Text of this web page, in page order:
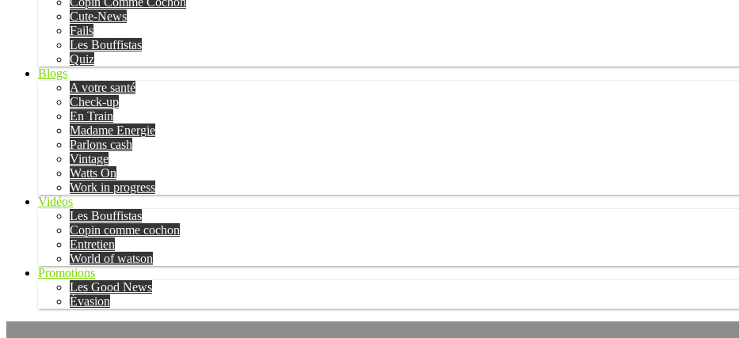
Cute-News
Fails
Les Bouffistas
Quiz
Blogs
A votre santé
Check-up
En Train
Madame Energie
Parlons cash
Vintage
Watts On
Work in progress
Vidéos
Les Bouffistas
Copin comme cochon
Entretien
World of watson
Promotions
Les Good News
Évasion